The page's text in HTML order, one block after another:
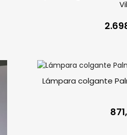
Lámpara colgante